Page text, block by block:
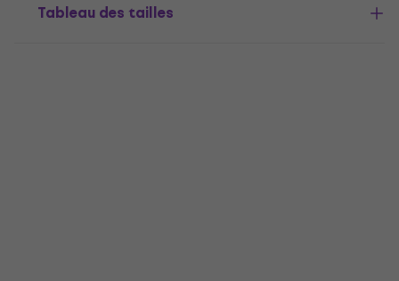
Tableau des tailles